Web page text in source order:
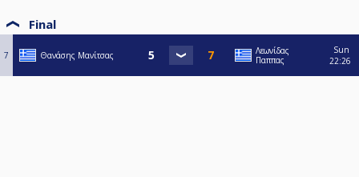
Final
7 Θανάσης Μανίτσας
Λεωνίδας
Παππας
Sun
22:26